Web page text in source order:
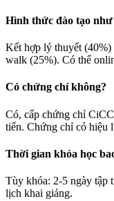
Hình thức đào tạo như
Kết hợp lý thuyết (40%)
walk (25%). Có thể
Có chứng chỉ không?
Có, cấp chứng chỉ
tiến. Chứng chỉ có hiệu
Thời gian khóa học
Tùy khóa: 2-5 ngày tập
lịch khai giảng.